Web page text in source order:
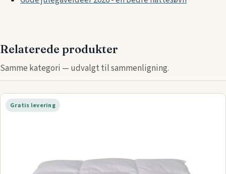
Relaterede produkter
Samme kategori — udvalgt til sammenligning.
Gratis levering